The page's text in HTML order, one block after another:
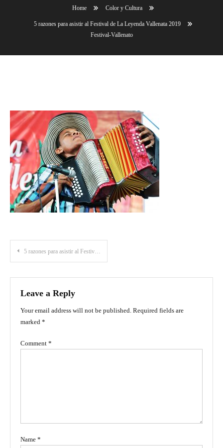
Home Color y Cultura
5 razones para asistir al Festival de La Leyenda Vallenata 2019
Festival-Vallenato
Post
navigation
5 razones para asistir al Festival de La Leyenda Vallenata 2019
Leave a Reply
Your email address will not be published. Required fields are
marked *
Comment *
Name *